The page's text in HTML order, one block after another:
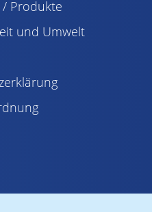
/ Produkte
und Umwelt